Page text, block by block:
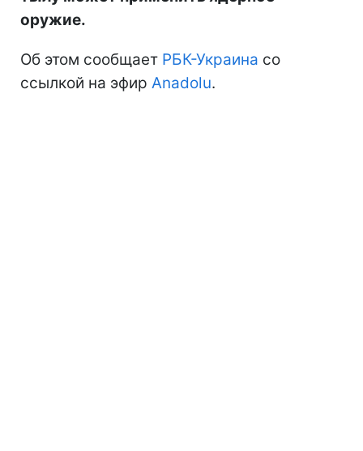
оружие.
Об этом сообщает РБК-Украина со
ссылкой на эфир Anadolu.